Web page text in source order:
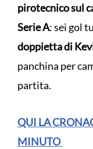
pirotecnico sul
Serie A: sei gol
doppietta di
panchina per
partita.
QUI LA
MINUTO